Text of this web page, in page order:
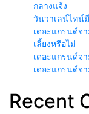
กลางแจ้ง
วันวาเลน์ไทน์
เดอะแกรนด์จ
เลี้ยงหรือไม่
เดอะแกรนด์จ
เดอะแกรนด์จ
Recent